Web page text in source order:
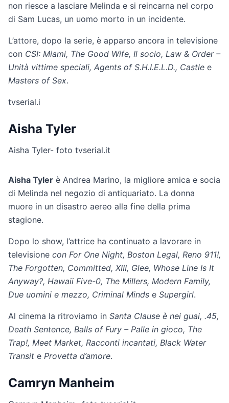
non riesce a lasciare Melinda e si reincarna nel corpo
di Sam Lucas, un uomo morto in un incidente.
L’attore, dopo la serie, è apparso ancora in televisione
con CSI: Miami, The Good Wife, Il socio, Law & Order –
Unità vittime speciali, Agents of S.H.I.E.L.D., Castle e
Masters of Sex.
tvserial.i
Aisha Tyler
Aisha Tyler- foto tvserial.it
Aisha Tyler è Andrea Marino, la migliore amica e socia
di Melinda nel negozio di antiquariato. La donna
muore in un disastro aereo alla fine della prima
stagione.
Dopo lo show, l’attrice ha continuato a lavorare in
televisione con For One Night, Boston Legal, Reno 911!,
The Forgotten, Committed, XIII, Glee, Whose Line Is It
Anyway?, Hawaii Five-0, The Millers, Modern Family,
Due uomini e mezzo, Criminal Minds e Supergirl.
Al cinema la ritroviamo in Santa Clause è nei guai, .45,
Death Sentence, Balls of Fury – Palle in gioco, The
Trap!, Meet Market, Racconti incantati, Black Water
Transit e Provetta d’amore.
Camryn Manheim